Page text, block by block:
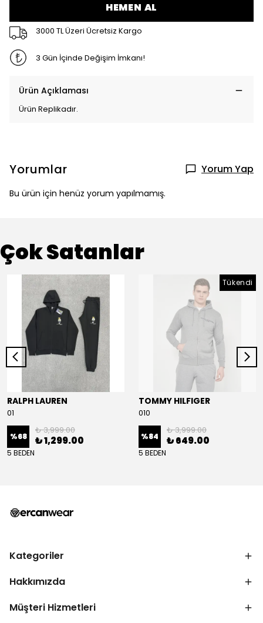
HEMEN AL
3000 TL Üzeri Ücretsiz Kargo
3 Gün İçinde Değişim İmkanı!
Ürün Açıklaması
Ürün Replikadır.
Yorumlar Yorum Yap
Bu ürün için henüz yorum yapılmamış.
Çok Satanlar
RALPH LAUREN
01
%68
₺ 3,999.00
₺ 1,299.00
5 BEDEN
Tükendi
TOMMY HILFIGER
010
%84
₺ 3,999.00
₺ 649.00
5 BEDEN
Kategoriler
Hakkımızda
Müşteri Hizmetleri